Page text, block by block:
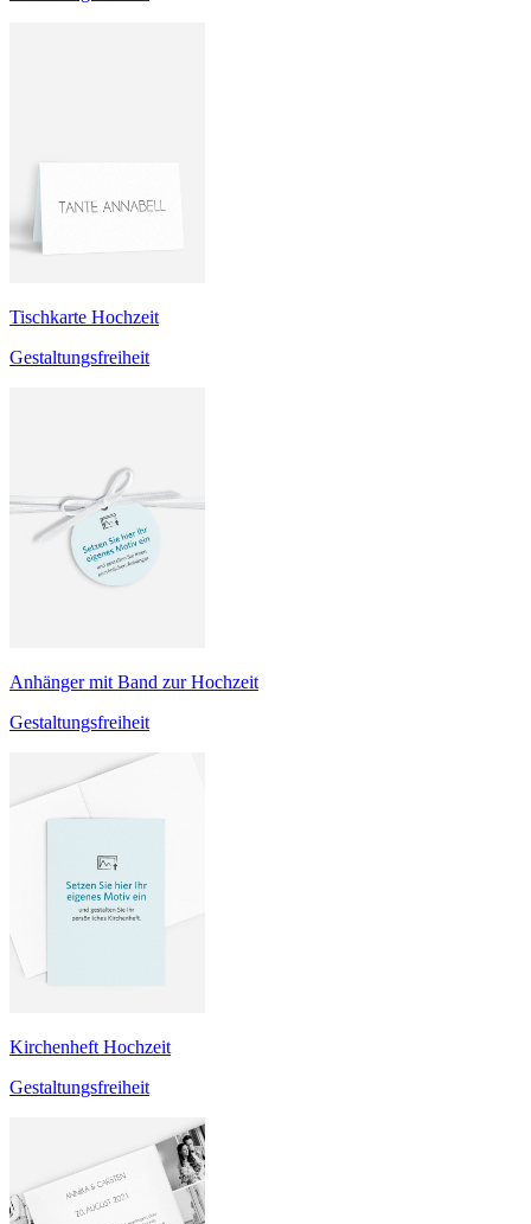
Tischkarte Hochzeit
Gestaltungsfreiheit
Anhänger mit Band zur Hochzeit
Gestaltungsfreiheit
Kirchenheft Hochzeit
Gestaltungsfreiheit